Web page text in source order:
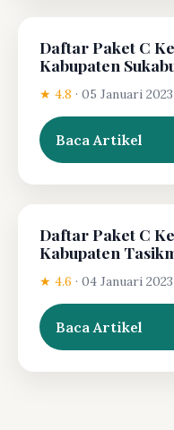
Daftar Paket C
Kabupaten
★ 4.8 · 05 Januari 2023
Baca Artikel
Daftar Paket C
Kabupaten
★ 4.6 · 04 Januari 2023
Baca Artikel